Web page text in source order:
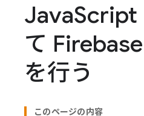
JavaScript
て
を行う
このページの内容